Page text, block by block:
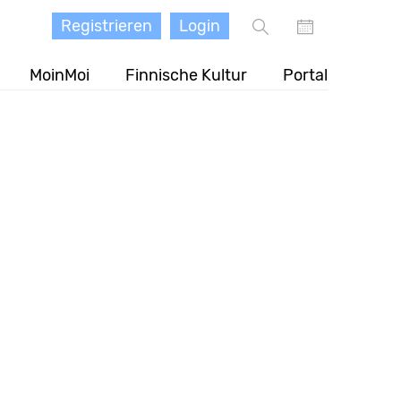
MoinMoi Finnische Kultur Portal
Registrieren Login